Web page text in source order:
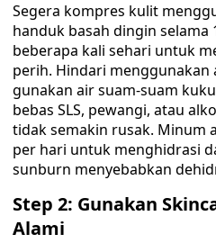
Segera kompres kulit
handuk basah dingin selama
beberapa kali sehari untuk
perih. Hindari menggunakan
gunakan air suam-suam
bebas SLS, pewangi, atau
tidak semakin rusak. Minum
per hari untuk menghidrasi
sunburn menyebabkan
Step 2: Gunakan
Alami